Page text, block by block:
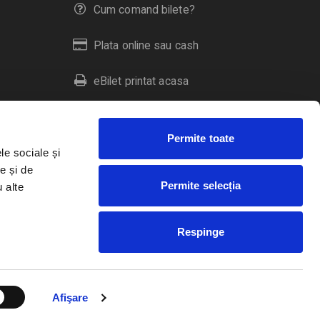
sociale și
și de
alte
Afişare
Permite toate
Permite selecția
Respinge
Cum comand bilete?
Plata online sau cash
eBilet printat acasa
Livrare prin curier
Duplicare bilete